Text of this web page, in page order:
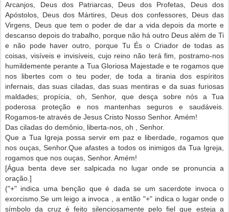
Arcanjos, Deus dos Patriarcas, Deus dos Profetas, Deus dos
Apóstolos, Deus dos Mártires, Deus dos confessores, Deus das
Virgens, Deus que tem o poder de dar a vida depois da morte e
descanso depois do trabalho, porque não há outro Deus além de Ti
e não pode haver outro, porque Tu És o Criador de todas as
coisas, visíveis e invisíveis, cujo reino não terá fim, postramo-nos
humildemente perante a Tua Gloriosa Majestade e te rogamos que
nos libertes com o teu poder, de toda a tirania dos espíritos
infernais, das suas ciladas, das suas mentiras e da suas furiosas
maldades; propícia, oh, Senhor, que desça sobre nós a Tua
poderosa proteção e nos mantenhas seguros e saudáveis.
Rogamos-te através de Jesus Cristo Nosso Senhor. Amém!
Das ciladas do demônio, liberta-nos, oh , Senhor.
Que a Tua Igreja possa servir em paz e liberdade, rogamos que
nos ouças, Senhor.Que afastes a todos os inimigos da Tua Igreja,
rogamos que nos ouças, Senhor. Amém!
[Água benta deve ser salpicada no lugar onde se pronuncia a
oração.]
("+" indica uma benção que é dada se um sacerdote invoca o
exorcismo.Se um leigo a invoca , a então "+" indica o lugar onde o
símbolo da cruz é feito silenciosamente pelo fiel que esteja a